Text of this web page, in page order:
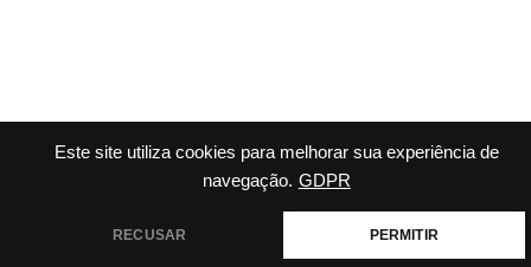
Este site utiliza cookies para melhorar sua experiência de
navegação. GDPR
RECUSAR PERMITIR